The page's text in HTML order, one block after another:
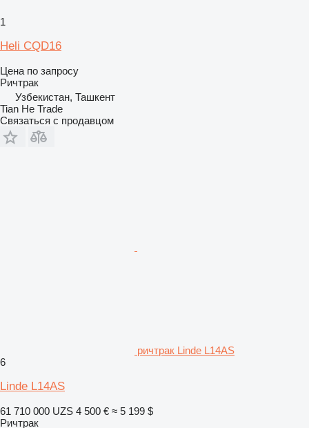
1
Heli CQD16
Цена по запросу
Ричтрак
Узбекистан, Ташкент
Tian He Trade
Связаться с продавцом
ричтрак Linde L14AS
6
Linde L14AS
61 710 000 UZS 4 500 € ≈ 5 199 $
Ричтрак